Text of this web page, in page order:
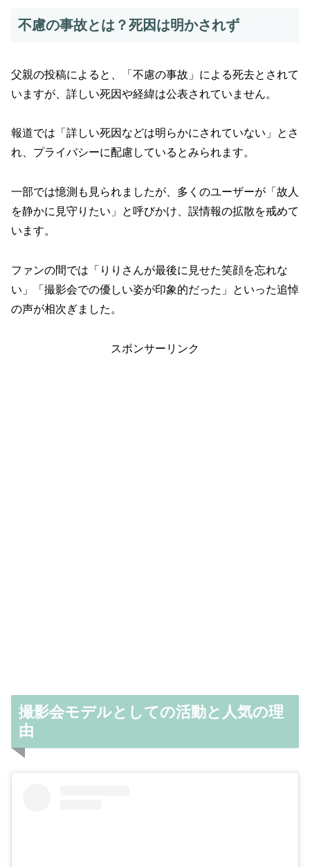
不慮の事故とは？死因は明かされず
父親の投稿によると、「不慮の事故」による死去とされて
いますが、詳しい死因や経緯は公表されていません。
報道では「詳しい死因などは明らかにされていない」とさ
れ、プライバシーに配慮しているとみられます。
一部では憶測も見られましたが、多くのユーザーが「故人
を静かに見守りたい」と呼びかけ、誤情報の拡散を戒めて
います。
ファンの間では「りりさんが最後に見せた笑顔を忘れな
い」「撮影会での優しい姿が印象的だった」といった追悼
の声が相次ぎました。
スポンサーリンク
撮影会モデルとしての活動と人気の理
由